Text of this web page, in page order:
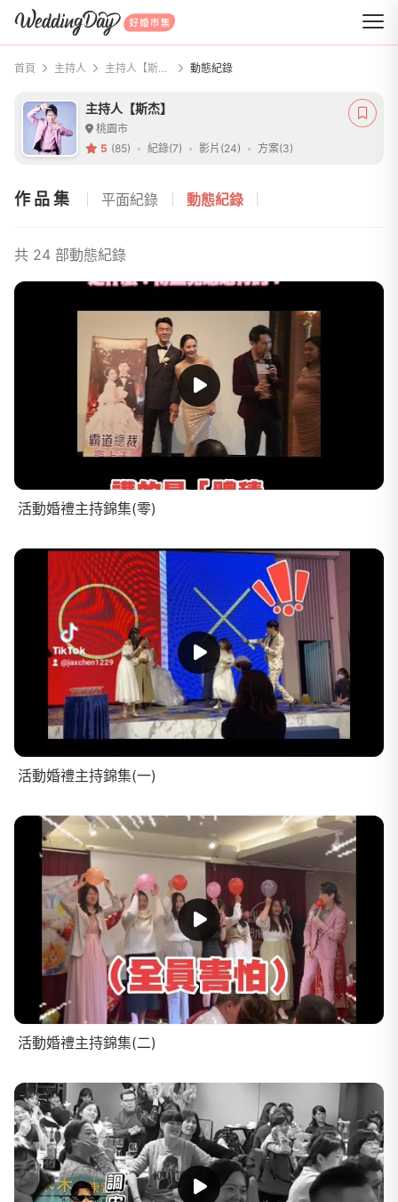
WeddingDay 好婚市集
首頁 主持人 主持人【斯杰】 動態紀錄
主持人【斯杰】
桃園市
5 (85) 紀錄(7) 影片(24) 方案(3)
作品集 平面紀錄 動態紀錄
共 24 部動態紀錄
活動婚禮主持錦集(零)
活動婚禮主持錦集(一)
活動婚禮主持錦集(二)